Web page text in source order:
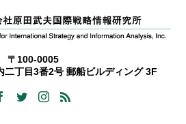
〒100-0005
二丁目3番2号 郵船ビルディング 3F